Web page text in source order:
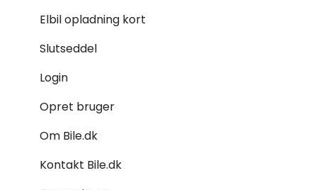
Elbil opladning kort
Slutseddel
Login
Opret bruger
Om Bile.dk
Kontakt Bile.dk